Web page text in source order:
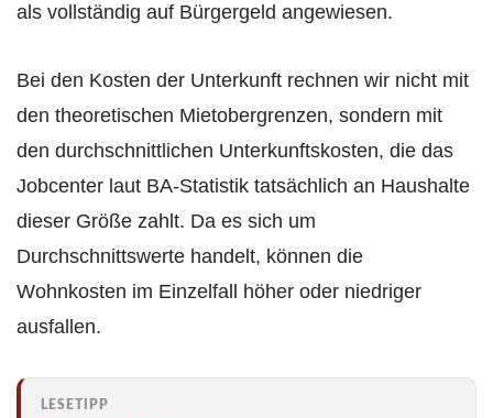
als vollständig auf Bürgergeld angewiesen.
Bei den Kosten der Unterkunft rechnen wir nicht mit
den theoretischen Mietobergrenzen, sondern mit
den durchschnittlichen Unterkunftskosten, die das
Jobcenter laut BA-Statistik tatsächlich an Haushalte
dieser Größe zahlt. Da es sich um
Durchschnittswerte handelt, können die
Wohnkosten im Einzelfall höher oder niedriger
ausfallen.